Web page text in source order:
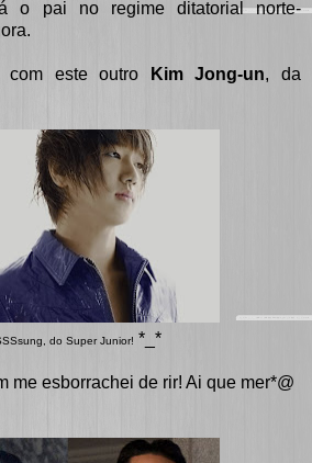
o pai no regime ditatorial norte-
com este outro Kim Jong-un, da
do Super Junior! *_*
me esborrachei de rir! Ai que mer*@